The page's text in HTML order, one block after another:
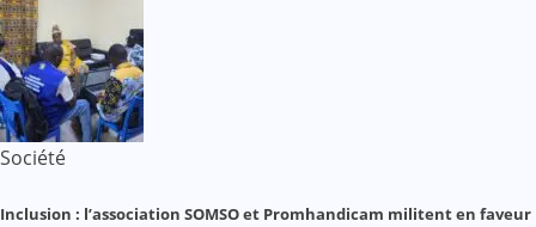
Société
Inclusion : l’association SOMSO et Promhandicam militent en faveur